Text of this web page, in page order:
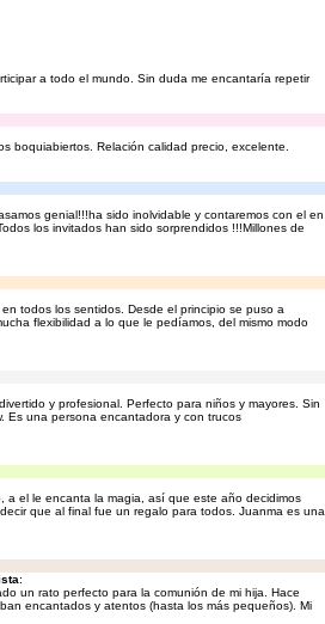
a todo el mundo. Sin duda me encantaría repetir
boquiabiertos. Relación calidad precio, excelente.
genial!!!ha sido inolvidable y contaremos con el en
los invitados han sido sorprendidos !!!Millones de
todos los sentidos. Desde el principio se puso a
flexibilidad a lo que le pedíamos, del mismo modo
y profesional. Perfecto para niños y mayores. Sin
Es una persona encantadora y con trucos
a el le encanta la magia, así que este año decidimos
que al final fue un regalo para todos. Juanma es una
:
un rato perfecto para la comunión de mi hija. Hace
encantados y atentos (hasta los más pequeños). Mi